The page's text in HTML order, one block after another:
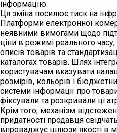
інформацію.
Ця зміна посилює тиск на
Платформи електронної
неявними вимогами щодо
ціни в режимі реального
описів товарів та
каталогах товарів. Шлях
користувачам вказувати
розмірів, кольорів і
системи інформації про
фіксували та розкривали ці
Крім того, механізм
придатності продавця
впроваджує шлюзи якості в